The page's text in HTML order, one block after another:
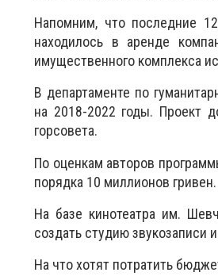
Напомним, что последние
находилось в аренде
имущественного комплекса
В департаменте по
на 2018-2022 годы. Проект
горсовета.
По оценкам авторов
порядка 10 миллионов гривен.
На базе кинотеатра им.
создать студию звукозаписи
На что хотят потратить